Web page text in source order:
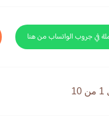
في جروب الواتساب من هنا